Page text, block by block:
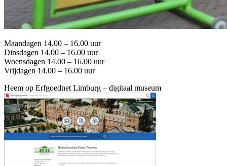
Maandagen 14.00 – 16.00 uur
Dinsdagen 14.00 – 16.00 uur
Woensdagen 14.00 – 16.00 uur
Vrijdagen 14.00 – 16.00 uur
Heem op Erfgoednet Limburg – digitaal museum